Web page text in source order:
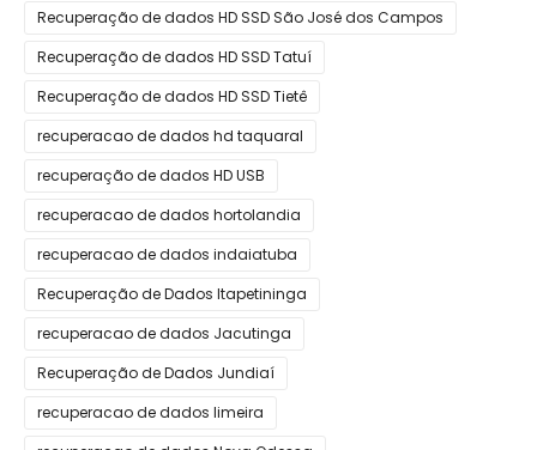
Recuperação de dados HD SSD São José dos Campos
Recuperação de dados HD SSD Tatuí
Recuperação de dados HD SSD Tietê
recuperacao de dados hd taquaral
recuperação de dados HD USB
recuperacao de dados hortolandia
recuperacao de dados indaiatuba
Recuperação de Dados Itapetininga
recuperacao de dados Jacutinga
Recuperação de Dados Jundiaí
recuperacao de dados limeira